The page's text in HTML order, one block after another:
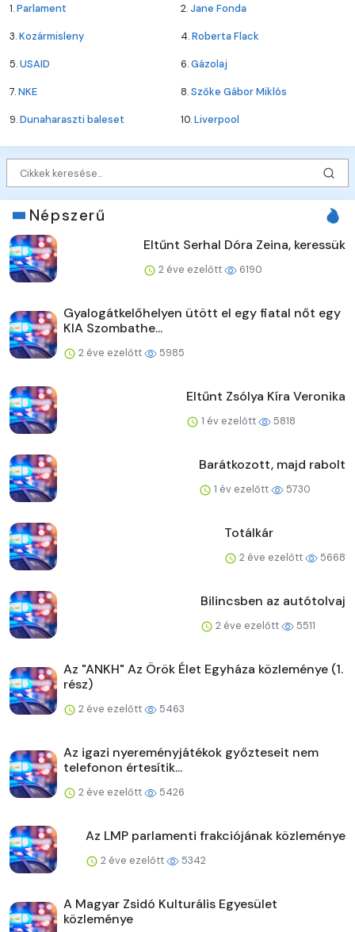
1.Parlament 2.Jane Fonda
3.Kozármisleny 4.Roberta Flack
5.USAID 6.Gázolaj
7.NKE 8.Szőke Gábor Miklós
9.Dunaharaszti baleset 10.Liverpool
Népszerű
Eltűnt Serhal Dóra Zeina, keressük
2 éve ezelőtt 6190
Gyalogátkelőhelyen ütött el egy fiatal nőt egy
KIA Szombathe...
2 éve ezelőtt 5985
Eltűnt Zsólya Kíra Veronika
1 év ezelőtt 5818
Barátkozott, majd rabolt
1 év ezelőtt 5730
Totálkár
2 éve ezelőtt 5668
Bilincsben az autótolvaj
2 éve ezelőtt 5511
Az "ANKH" Az Örök Élet Egyháza közleménye (1.
rész)
2 éve ezelőtt 5463
Az igazi nyereményjátékok győzteseit nem
telefonon értesítik...
2 éve ezelőtt 5426
Az LMP parlamenti frakciójának közleménye
2 éve ezelőtt 5342
A Magyar Zsidó Kulturális Egyesület
közleménye